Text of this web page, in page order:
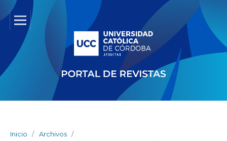
Inicio / Archivos /